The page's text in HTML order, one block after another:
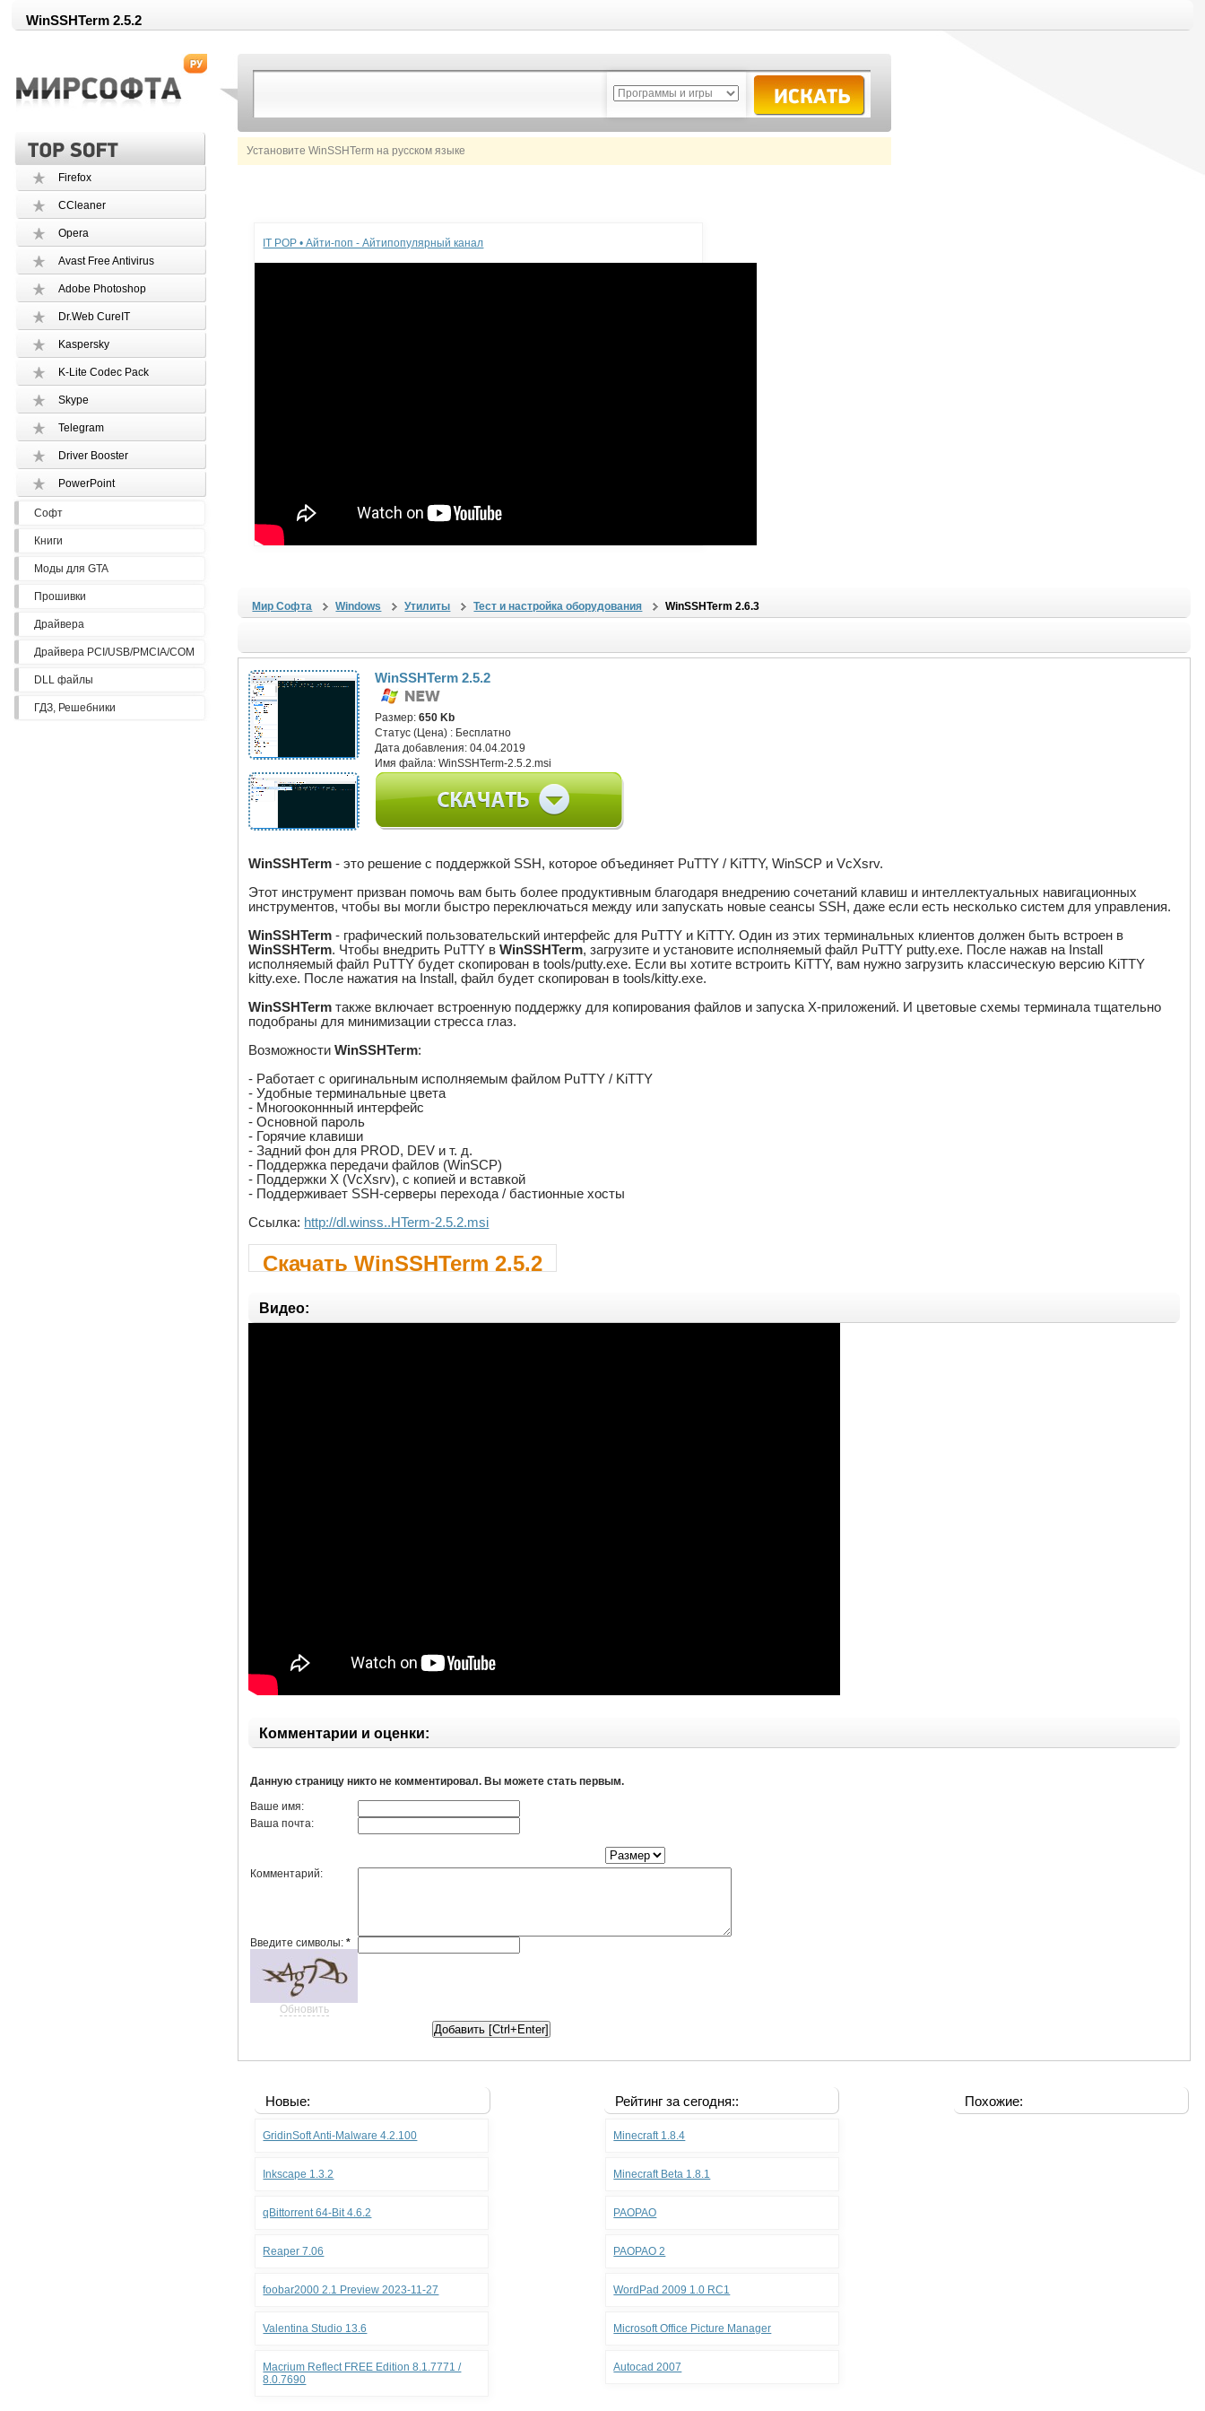
WinSSHTerm 2.5.2
Установите WinSSHTerm на русском языке
Firefox
CCleaner
Opera
Avast Free Antivirus
Adobe Photoshop
Dr.Web CureIT
Kaspersky
K-Lite Codec Pack
Skype
Telegram
Driver Booster
PowerPoint
Софт
Книги
Моды для GTA
Прошивки
Драйвера
Драйвера PCI/USB/PMCIA/COM
DLL файлы
ГДЗ, Решебники
IT POP • Айти-поп - Айтипопулярный канал
Мир Софта Windows Утилиты Тест и настройка оборудования WinSSHTerm 2.6.3
WinSSHTerm 2.5.2
Размер:650 Kb
Статус (Цена) : Бесплатно
Дата добавления:04.04.2019
Имя файла:WinSSHTerm-2.5.2.msi
WinSSHTerm - это решение с поддержкой SSH, которое объединяет PuTTY / KiTTY, WinSCP и VcXsrv.
Этот инструмент призван помочь вам быть более продуктивным благодаря внедрению сочетаний клавиш и интеллектуальных навигационных
инструментов, чтобы вы могли быстро переключаться между или запускать новые сеансы SSH, даже если есть несколько систем для управления.
WinSSHTerm - графический пользовательский интерфейс для PuTTY и KiTTY. Один из этих терминальных клиентов должен быть встроен в
WinSSHTerm. Чтобы внедрить PuTTY вWinSSHTerm, загрузите и установите исполняемый файл PuTTY putty.exe. После нажав на Install
исполняемый файл PuTTY будет скопирован в tools/putty.exe. Если вы хотите встроить KiTTY, вам нужно загрузить классическую версию KiTTY
kitty.exe. После нажатия на Install, файл будет скопирован в tools/kitty.exe.
WinSSHTerm также включает встроенную поддержку для копирования файлов и запуска X-приложений. И цветовые схемы терминала тщательно
подобраны для минимизации стресса глаз.
ВозможностиWinSSHTerm:
- Работает с оригинальным исполняемым файлом PuTTY / KiTTY
- Удобные терминальные цвета
- Многооконнный интерфейс
- Основной пароль
- Горячие клавиши
- Задний фон для PROD, DEV и т. д.
- Поддержка передачи файлов (WinSCP)
- Поддержки X (VcXsrv), с копией и вставкой
- Поддерживает SSH-серверы перехода / бастионные хосты
Ссылка: http://dl.winss..HTerm-2.5.2.msi
Скачать WinSSHTerm 2.5.2
Видео:
Комментарии и оценки:
Данную страницу никто не комментировал. Вы можете стать первым.
Ваше имя:
Ваша почта:
Комментарий:
Введите символы:*
Обновить
Новые:
GridinSoft Anti-Malware 4.2.100
Inkscape 1.3.2
qBittorrent 64-Bit 4.6.2
Reaper 7.06
foobar2000 2.1 Preview 2023-11-27
Valentina Studio 13.6
Macrium Reflect FREE Edition 8.1.7771 /
8.0.7690
Рейтинг за сегодня::
Minecraft 1.8.4
Minecraft Beta 1.8.1
PAOPAO
PAOPAO 2
WordPad 2009 1.0 RC1
Microsoft Office Picture Manager
Autocad 2007
Похожие: